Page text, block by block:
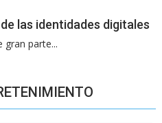
las identidades digitales
gran parte...